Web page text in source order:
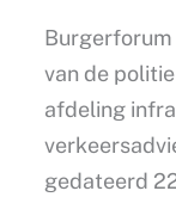
Burgerforum
van de
afdeling
gedateerd